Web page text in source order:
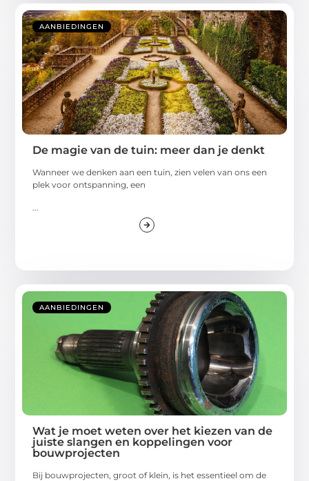
AANBIEDINGEN
De magie van de tuin: meer dan je denkt
Wanneer we denken aan een tuin, zien velen van ons een
plek voor ontspanning, een
AANBIEDINGEN
Wat je moet weten over het kiezen van de
juiste slangen en koppelingen voor
bouwprojecten
Bij bouwprojecten, groot of klein, is het essentieel om de